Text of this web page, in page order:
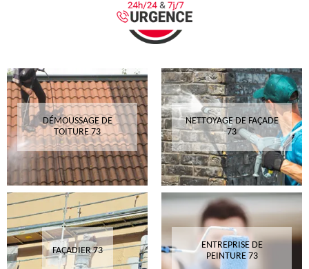
DÉMOUSSAGE DE
TOITURE 73
NETTOYAGE DE FAÇADE
73
FAÇADIER 73
ENTREPRISE DE
PEINTURE 73